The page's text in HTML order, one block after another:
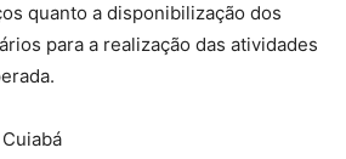
quanto a disponibilização dos
para a realização das atividades